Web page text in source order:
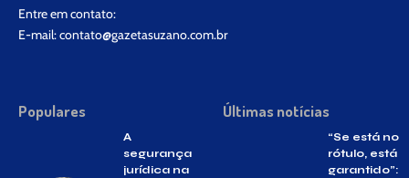
Entre em contato:
E-mail:contato@gazetasuzano.com.br
Populares
A
segurança
jurídica na
Últimas notícias
“Se está no
rótulo, está
garantido”: